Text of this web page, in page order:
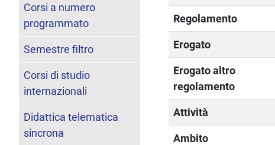
Regolamento
Erogato
Erogato altro
regolamento
Attività
Ambito
Corsi a numero
programmato
Semestre filtro
Corsi di studio
internazionali
Didattica telematica
sincrona